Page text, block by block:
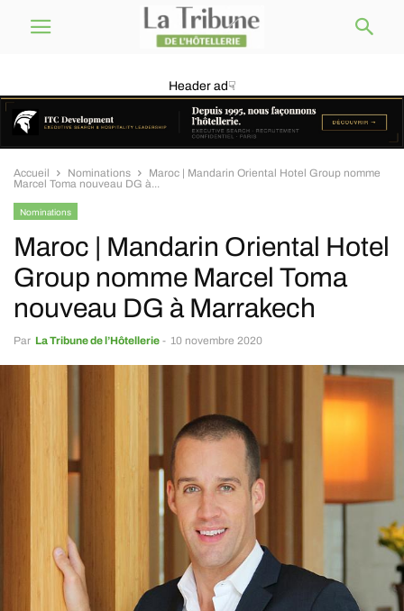
Header ad☟
Accueil Nominations
Maroc | Mandarin Oriental Hotel Group nomme
Marcel Toma nouveau DG à...
Nominations
Maroc | Mandarin Oriental Hotel
Group nomme Marcel Toma
nouveau DG à Marrakech
Par La Tribune de l’Hôtellerie - 10 novembre 2020